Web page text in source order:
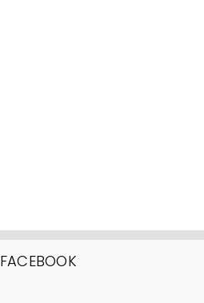
FACEBOOK